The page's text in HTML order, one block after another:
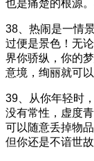
也是痛楚的根源。
38、热闹是一情
过便是景色！无
界你骄纵，你的
意境，绚丽就可
39、从你年轻时
没有常性，虚度
可以随意丢掉物
但你还是不谙世